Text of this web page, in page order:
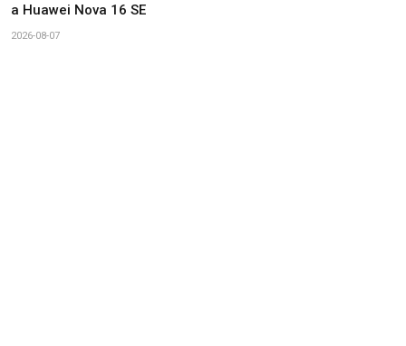
a Huawei Nova 16 SE
2026-08-07